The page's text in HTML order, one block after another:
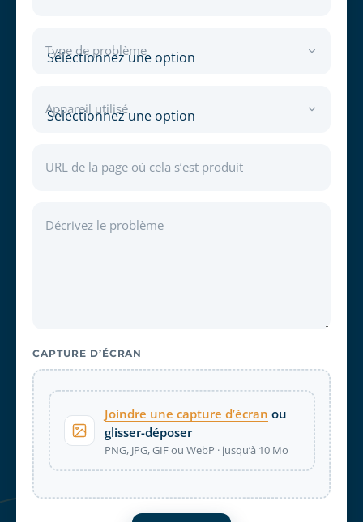
Type de problème
Appareil utilisé
URL de la page où cela s’est produit
Décrivez le problème
CAPTURE D’ÉCRAN
Joindre une capture d’écran ou
glisser-déposer
PNG, JPG, GIF ou WebP · jusqu’à 10 Mo